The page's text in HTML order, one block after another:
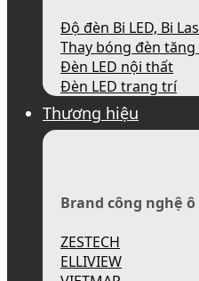
Độ đèn Bi LED, Bi
Thay bóng đèn tăng
Đèn LED nội thất
Đèn LED trang trí
Thương hiệu
Brand công nghệ
ZESTECH
ELLIVIEW